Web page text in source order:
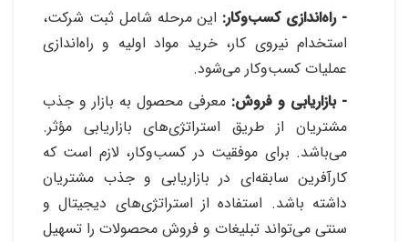
- راه‌اندازی کسب‌وکار: این مرحله شامل ثبت شرکت،
استخدام نیروی کار، خرید مواد اولیه و راه‌اندازی
عملیات کسب‌وکار می‌شود.
- بازاریابی و فروش: معرفی محصول به بازار و جذب
مشتریان از طریق استراتژی‌های بازاریابی مؤثر.
می‌باشد. برای موفقیت در کسب‌وکار، لازم است که
کارآفرین سابقه‌ای در بازاریابی و جذب مشتریان
داشته باشد. استفاده از استراتژی‌های دیجیتال و
سنتی می‌تواند تبلیغات و فروش محصولات را تسهیل